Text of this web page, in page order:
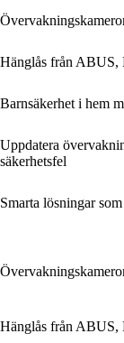
Hänglås från
Barnsäkerhet i hem
Uppdatera
säkerhetsfel
Smarta lösningar
Hänglås från